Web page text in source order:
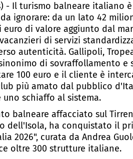
- Il turismo balneare italiano
ignorare: da un lato 42
euro di valore aggiunto dal
di servizi
autenticità. Gallipoli,
di sovraffollamento e
100 euro e il cliente è
più amato dal pubblico
uno schiaffo al sistema.
balneare affacciato sul
dell'Isola, ha conquistato il
2026", curata da Andrea
oltre 300 strutture italiane.